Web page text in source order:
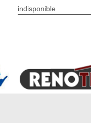
indisponible